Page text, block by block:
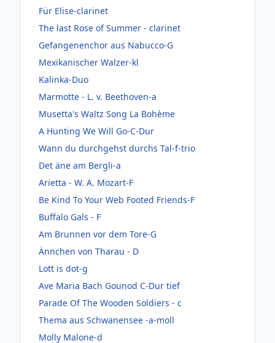
Für Elise-clarinet
The last Rose of Summer - clarinet
Gefangenenchor aus Nabucco-G
Mexikanischer Walzer-kl
Kalinka-Duo
Marmotte - L. v. Beethoven-a
Musetta's Waltz Song La Bohème
A Hunting We Will Go-C-Dur
Wann du durchgehst durchs Tal-f-trio
Det äne am Bergli-a
Arietta - W. A. Mozart-F
Be Kind To Your Web Footed Friends-F
Buffalo Gals - F
Am Brunnen vor dem Tore-G
Ännchen von Tharau - D
Lott is dot-g
Ave Maria Bach Gounod C-Dur tief
Parade Of The Wooden Soldiers - c
Thema aus Schwanensee -a-moll
Molly Malone-d